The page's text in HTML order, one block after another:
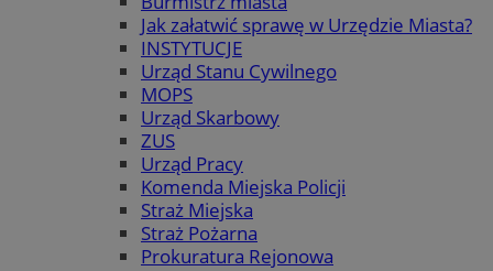
Jak załatwić sprawę w Urzędzie Miasta?
INSTYTUCJE
Urząd Stanu Cywilnego
MOPS
Urząd Skarbowy
ZUS
Urząd Pracy
Komenda Miejska Policji
Straż Miejska
Straż Pożarna
Prokuratura Rejonowa